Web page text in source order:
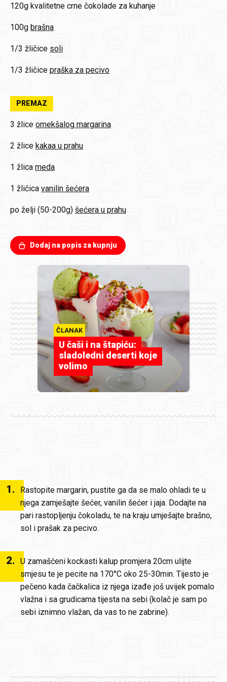
120g kvalitetne crne čokolade za kuhanje
100g brašna
1/3 žličice soli
1/3 žličice praška za pecivo
PREMAZ
3 žlice omekšalog margarina
2 žlice kakaa u prahu
1 žlica meda
1 žličica vanilin šećera
po želji (50-200g) šećera u prahu
Dodaj na popis za kupnju
ČLANAK
U čaši i na štapiću:
sladoledni deserti koje
volimo
1.
Rastopite margarin, pustite ga da se malo ohladi te u
njega zamješajte šećer, vanilin šećer i jaja. Dodajte na
pari rastopljenju čokoladu, te na kraju umješajte brašno,
sol i prašak za pecivo.
2. U zamašćeni kockasti kalup promjera 20cm ulijte
smjesu te je pecite na 170°C oko 25-30min. Tijesto je
pečeno kada čačkalica iz njega izađe još uvijek pomalo
vlažna i sa grudicama tijesta na sebi (kolač je sam po
sebi iznimno vlažan, da vas to ne zabrine).